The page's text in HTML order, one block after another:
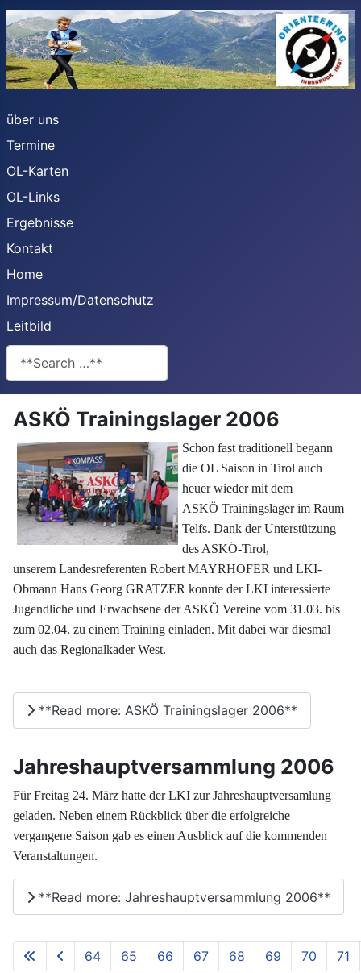
über uns
Termine
OL-Karten
OL-Links
Ergebnisse
Kontakt
Home
Impressum/Datenschutz
Leitbild
**Search**
ASKÖ Trainingslager 2006
Schon fast traditionell begann
die OL Saison in Tirol auch
heuer wieder mit dem
ASKÖ Trainingslager im Raum
Telfs. Dank der Unterstützung
des ASKÖ-Tirol,
unserem Landesreferenten Robert MAYRHOFER und LKI-
Obmann Hans Georg GRATZER konnte der LKI interessierte
Jugendliche und Erwachsene der ASKÖ Vereine vom 31.03. bis
zum 02.04. zu einem Training einladen. Mit dabei war diesmal
auch das Regionalkader West.
**Read more: ASKÖ Trainingslager 2006**
Jahreshauptversammlung 2006
Für Freitag 24. März hatte der LKI zur Jahreshauptversamlung
geladen. Neben einem Rückblick über die erfolgreiche
vergangene Saison gab es einen Ausblick auf die kommenden
Veranstaltungen.
**Read more: Jahreshauptversammlung 2006**
**Page 73 of 73**
64 65 66 67 68 69 70 71